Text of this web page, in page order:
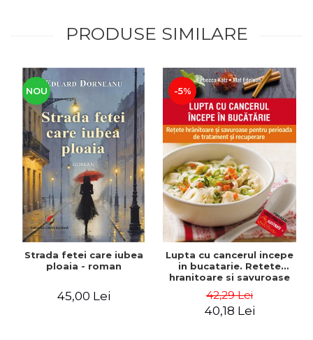
PRODUSE SIMILARE
NOU
Strada fetei care iubea
ploaia - roman
45,00 Lei
-5%
Lupta cu cancerul incepe
in bucatarie. Retete
hranitoare si savuroase
pentru perioada de
tratament si recuperare -
Rebecca Katz, Mat
42,29 Lei
40,18 Lei